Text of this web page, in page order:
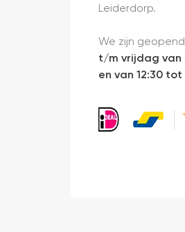
Leiderdorp.
We zijn
t/m vrijdag van
en van 12:30 tot